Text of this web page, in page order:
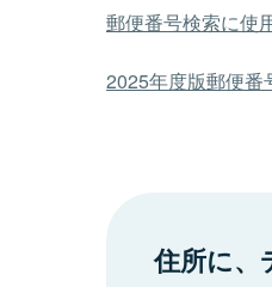
郵便番号検索に使
2025年度版郵便番
住所に、